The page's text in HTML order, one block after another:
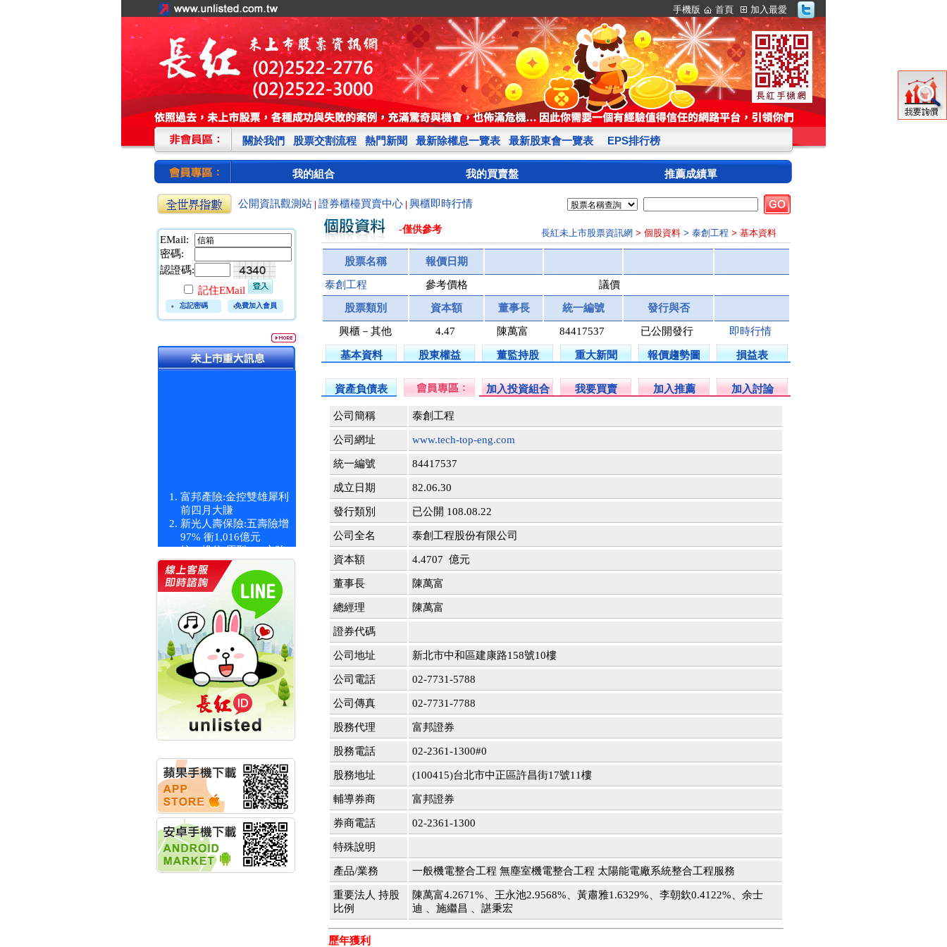
手機版 首頁 加入最愛
關於我們 股票交割流程 熱門新聞 最新除權息一覽表 最新股東會一覽表 EPS排行榜
我的組合 我的買賣盤 推薦成績單
公開資訊觀測站 證券櫃檯買賣中心 興櫃即時行情
EMail:
密碼:
認證碼:
記住EMail
忘記密碼 免費加入會員
富邦產險:金控雙雄犀利
前四月大賺
新光人壽保險:五壽險增
97% 衝1,016億元
統一投信:原型ETF六強
漲逾九成
統一投信:主動式ETF溢
價 被盯上
新光人壽保險:新壽Q1外
價金將達996億
宇辰系統科技:宇辰業績
創新高 啟動興櫃轉上櫃
計畫
明緯企業:明緯永續科技
競賽 以電源驅動善的力
量
秀育企業:秀育SHO-U儲
能系統 獲國內首張CNS
認證
從容擁抱台股主流
華旭先進:代重要子公司
碩通散熱股份有限公司
公告董事會通過發言人
及代理發
華旭先進:代重要子公司
碩通散熱股份有限公司
公告董事會決議發行員
工認股權
-僅供參考 長紅未上市股票資訊網 > 個股資料 > 泰創工程 > 基本資料
股票名稱 報價日期
泰創工程 參考價格 議價
股票類別 資本額 董事長 統一編號 發行與否
興櫃－其他 4.47 陳萬富 84417537 已公開發行 即時行情
基本資料 股東權益 董監持股 重大新聞 報價趨勢圖 損益表
資產負債表 加入投資組合 我要買賣 加入推薦 加入討論
公司簡稱 泰創工程
公司網址 www.tech-top-eng.com
統一編號 84417537
成立日期 82.06.30
發行類別 已公開 108.08.22
公司全名 泰創工程股份有限公司
資本額 4.4707 億元
董事長 陳萬富
總經理 陳萬富
證券代碼
公司地址 新北市中和區建康路158號10樓
公司電話 02-7731-5788
公司傳真 02-7731-7788
股務代理 富邦證券
股務電話 02-2361-1300#0
股務地址 (100415)台北市中正區許昌街17號11樓
輔導券商 富邦證券
券商電話 02-2361-1300
特殊說明
產品/業務 一般機電整合工程 無塵室機電整合工程 太陽能電廠系統整合工程服務
重要法人 持股
比例
陳萬富4.2671%、王永池2.9568%、黃肅雅1.6329%、李朝欽0.4122%、余士
迪 、施繼昌 、諶秉宏
歷年獲利